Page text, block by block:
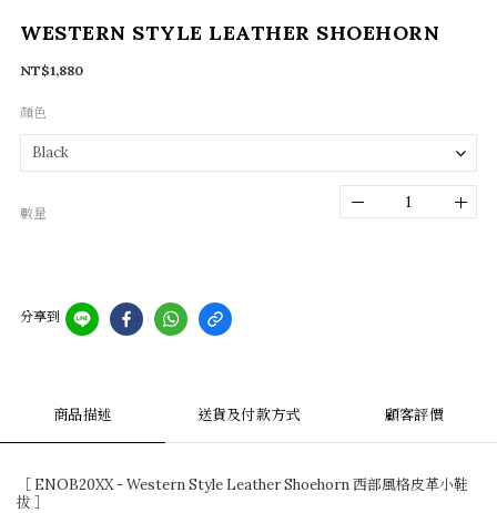
WESTERN STYLE LEATHER SHOEHORN
NT$1,880
顏色
數量
分享到
商品描述 送貨及付款方式 顧客評價
［ ENOB20XX - Western Style Leather Shoehorn西部風格皮革小鞋
拔 ］